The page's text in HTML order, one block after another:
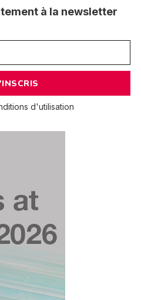
à la newsletter
d'utilisation